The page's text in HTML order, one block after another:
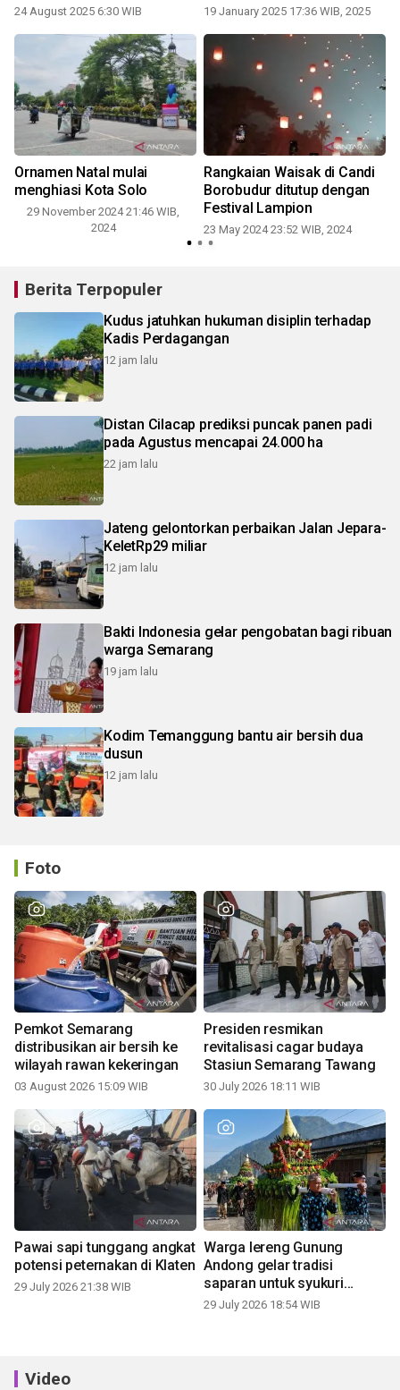
24 August 2025 6:30 WIB 19 January 2025 17:36 WIB, 2025
Ornamen Natal mulai
menghiasi Kota Solo
29 November 2024 21:46 WIB,
2024
Rangkaian Waisak di Candi
Borobudur ditutup dengan
Festival Lampion
23 May 2024 23:52 WIB, 2024
Berita Terpopuler
Kudus jatuhkan hukuman disiplin terhadap
Kadis Perdagangan
12 jam lalu
Distan Cilacap prediksi puncak panen padi
pada Agustus mencapai 24.000 ha
22 jam lalu
Jateng gelontorkan perbaikan Jalan Jepara-
KeletRp29 miliar
12 jam lalu
Bakti Indonesia gelar pengobatan bagi ribuan
warga Semarang
19 jam lalu
Kodim Temanggung bantu air bersih dua
dusun
12 jam lalu
Foto
Pemkot Semarang
distribusikan air bersih ke
wilayah rawan kekeringan
03 August 2026 15:09 WIB
Presiden resmikan
revitalisasi cagar budaya
Stasiun Semarang Tawang
30 July 2026 18:11 WIB
Pawai sapi tunggang angkat
potensi peternakan di Klaten
29 July 2026 21:38 WIB
Warga lereng Gunung
Andong gelar tradisi
saparan untuk syukuri
panen
29 July 2026 18:54 WIB
Video